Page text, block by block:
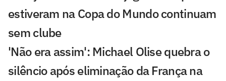
estiveram na Copa do Mundo continuam
sem clube
'Não era assim': Michael Olise quebra o
silêncio após eliminação da França na